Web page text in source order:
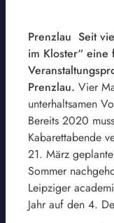
Prenzlau Seit
im Kloster“ eine
Prenzlau. Vier
unterhaltsamen
Bereits 2020
Kabarettabende
21. März
Sommer
Leipziger
Jahr auf den 4.